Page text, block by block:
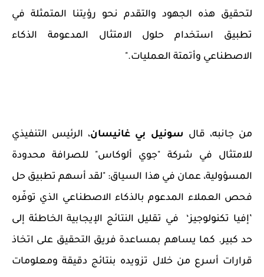
لتحقيق هذه الجهود والتقدم نحو رؤيتنا المتمثلة في
تطبيق استخدام حلول الامتثال المدعومة الذكاء
الاصطناعي وأتمتة العمليات."
من جانبه، قال سونيل بي غانيسان، الرئيس التنفيذي
للامتثال في شركة "جوي ألوكاس" للصرافة محدودة
المسؤولية، عمان في هذا السياق: "لقد أسهم تطبيق حل
فحص العملاء المدعوم بالذكاء الاصطناعي الذي توفّره
’إفيا تكنولوجيز‘
في تقليل النتائج الإيجابية الخاطئة إلى
حد كبير. كما يساهم بمساعدة فريق التحقيق على اتخاذ
قرارات أسرع من خلال تزويده بنتائج دقيقة ومعلومات